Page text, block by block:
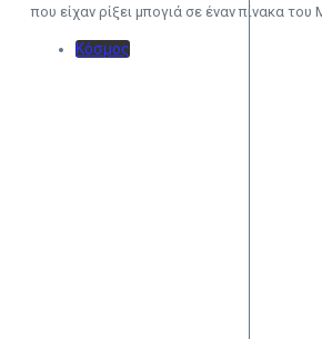
που είχαν ρίξει μπογιά σε έναν πίνακα του
Κόσμος